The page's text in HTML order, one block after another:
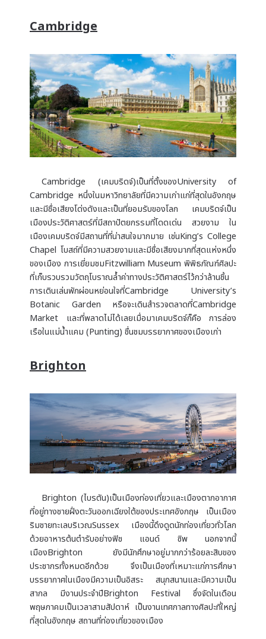
Cambridge
Cambridge (เคมบริดจ์)เป็นที่ตั้งของUniversity of
Cambridge หนึ่งในมหาวิทยาลัยที่มีความเก่าแก่ที่สุดในอังกฤษ
และมีชื่อเสียงโด่งดังและเป็นที่ยอมรับของโลก เคมบริดจ์เป็น
เมืองประวัติศาสตร์ที่มีสถาปัตยกรรมที่โดดเด่น สวยงาม ใน
เมืองเคมบริดจ์มีสถานที่ที่น่าสนใจมากมาย เช่นKing’s College
Chapel โบสถ์ที่มีความสวยงามและมีชื่อเสียงมากที่สุดแห่งหนึ่ง
ของเมือง การเยี่ยมชมFitzwilliam Museum พิพิธภัณฑ์ศิลปะ
ที่เก็บรวบรวมวัตถุโบราณล้ำค่าทางประวัติศาสตร์ไว้กว่าล้านชิ้น
การเดินเล่นพักผ่อนหย่อนใจที่Cambridge University’s
Botanic Garden หรือจะเดินสำรวจตลาดที่Cambridge
Market และที่พลาดไม่ได้เลยเมื่อมาเคมบริดจ์ก็คือ การล่อง
เรือในแม่น้ำแคม (Punting) ชื่นชมบรรยากาศของเมืองเก่า
Brighton
Brighton (ไบรตัน)เป็นเมืองท่องเที่ยวและเมืองตากอากาศ
ที่อยู่ทางชายฝั่งตะวันออกเฉียงใต้ของประเทศอังกฤษ เป็นเมือง
ริมชายทะเลบริเวณSussex เมืองนี้ดึงดูดนักท่องเที่ยวทั่วโลก
ด้วยอาหารต้นตำรับอย่างฟิช แอนด์ ซิพ นอกจากนี้
เมืองBrighton ยังมีนักศึกษาอยู่มากกว่าร้อยละสิบของ
ประชากรทั้งหมดอีกด้วย จึงเป็นเมืองที่เหมาะแก่การศึกษา
บรรยากาศในเมืองมีความเป็นอิสระ สนุกสนานและมีความเป็น
สากล มีงานประจำปีBrighton Festival ซึ่งจัดในเดือน
พฤษภาคมเป็นเวลาสามสัปดาห์ เป็นงานเทศกาลทางศิลปะที่ใหญ่
ที่สุดในอังกฤษ สถานที่ท่องเที่ยวของเมือง